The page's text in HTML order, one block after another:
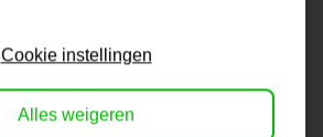
Cookie instellingen
Alles weigeren